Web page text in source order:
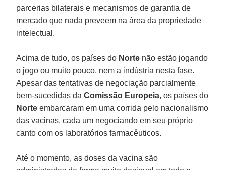
parcerias bilaterais e mecanismos de garantia de
mercado que nada preveem na área da propriedade
intelectual.
Acima de tudo, os países do Norte não estão jogando
o jogo ou muito pouco, nem a indústria nesta fase.
Apesar das tentativas de negociação parcialmente
bem-sucedidas daComissão Europeia, os países do
Norte embarcaram em uma corrida pelo nacionalismo
das vacinas, cada um negociando em seu próprio
canto com os laboratórios farmacêuticos.
Até o momento, as doses da vacina são